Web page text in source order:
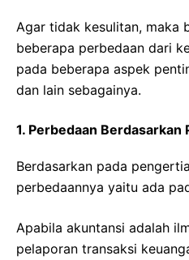
Agar tidak kesulitan, maka
beberapa perbedaan dari
pada beberapa aspek
dan lain sebagainya.
1. Perbedaan Berdasarkan
Berdasarkan pada
perbedaannya yaitu ada
Apabila akuntansi adalah
pelaporan transaksi